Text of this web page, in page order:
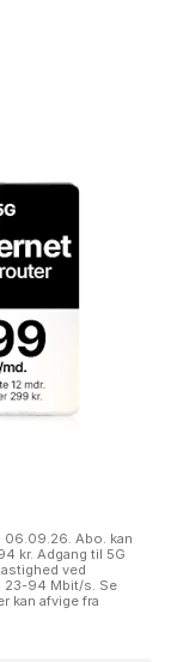
06.09.26. Abo. kan
kr. Adgang til 5G
ved
23-94 Mbit/s. Se
kan afvige fra